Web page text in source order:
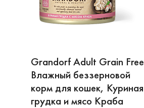
Grandorf Adult Grain Free
Влажный беззерновой
корм для кошек, Куриная
грудка и мясо Краба